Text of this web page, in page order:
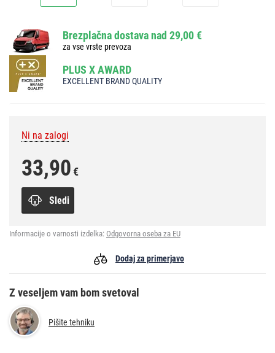
Brezplačna dostava nad 29,00 €
za vse vrste prevoza
PLUS X AWARD
EXCELLENT BRAND QUALITY
Ni na zalogi
33,90€
Sledi
Informacije o varnosti izdelka: Odgovorna oseba za EU
Dodaj za primerjavo
Z veseljem vam bom svetoval
Pišite tehniku